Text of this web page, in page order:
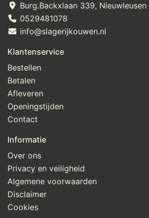
Burg.Backxlaan 339, Nieuwleusen
0529481078
info@slagerijkouwen.nl
Klantenservice
Bestellen
Betalen
Afleveren
Openingstijden
Contact
Informatie
Over ons
Privacy en veiligheid
Algemene voorwaarden
Disclaimer
Cookies